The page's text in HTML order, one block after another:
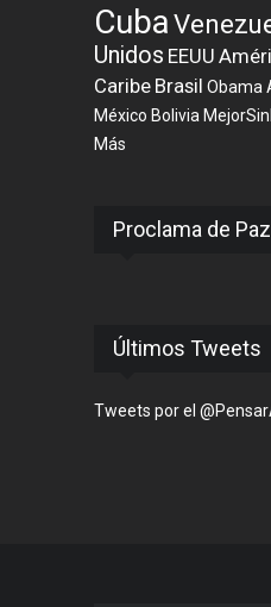
Cuba
Unidos EEUU
Caribe Brasil Obama
México Bolivia
Más
Proclama de Paz
Últimos Tweets
Tweets por el